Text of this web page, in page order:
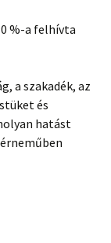
%-a felhívta
a szakadék, az
és
hatást